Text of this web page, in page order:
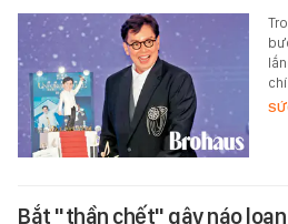
Bắt "thần chết" gây náo